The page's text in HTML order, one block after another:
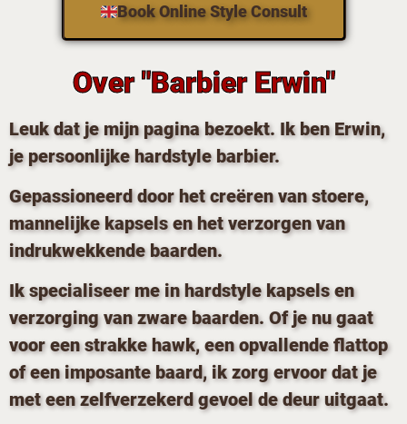
Book Online Style Consult
Over "Barbier Erwin"
Leuk dat je mijn pagina bezoekt. Ik ben Erwin,
je persoonlijke hardstyle barbier.
Gepassioneerd door het creëren van stoere,
mannelijke kapsels en het verzorgen van
indrukwekkende baarden.
Ik specialiseer me in hardstyle kapsels en
verzorging van zware baarden. Of je nu gaat
voor een strakke hawk, een opvallende flattop
of een imposante baard, ik zorg ervoor dat je
met een zelfverzekerd gevoel de deur uitgaat.